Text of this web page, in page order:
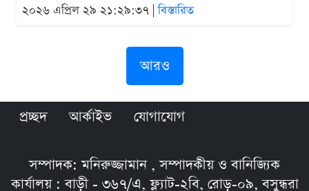
২০২৬ এপ্রিল ২৯ ২১:২৯:৩৭ |বিস্তারিত
আরও
প্রচ্ছদ আর্কাইভ যোগাযোগ
সম্পাদক: মনিরুজ্জামান , সম্পাদকীয় ও বানিজ্যিক
কার্যালয় : বাড়ী - ৩৬৭/এ, ফ্ল্যাট-২বি, রোড়-০৯, বসুন্ধরা